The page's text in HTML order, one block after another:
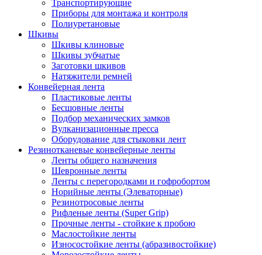
Транспортирующие
Приборы для монтажа и контроля
Полиуретановые
Шкивы
Шкивы клиновые
Шкивы зубчатые
Заготовки шкивов
Натяжители ремней
Конвейерная лента
Пластиковые ленты
Бесшовные ленты
Подбор механических замков
Вулканизационные пресса
Оборудование для стыковки лент
Резинотканевые конвейерные ленты
Ленты общего назначения
Шевронные ленты
Ленты с перегородками и гофробортом
Норийные ленты (Элеваторные)
Резинотросовые ленты
Рифленые ленты (Super Grip)
Прочные ленты - стойкие к пробою
Маслостойкие ленты
Износостойкие ленты (абразивостойкие)